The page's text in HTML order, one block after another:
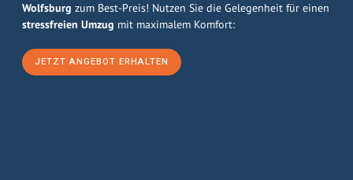
Wolfsburg zum Best-Preis! Nutzen Sie die Gelegenheit für einen
stressfreien Umzug mit maximalem Komfort:
JETZT ANGEBOT ERHALTEN